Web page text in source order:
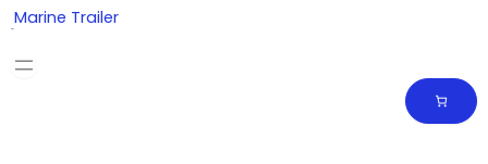
Skip
to
content
Marine Trailer